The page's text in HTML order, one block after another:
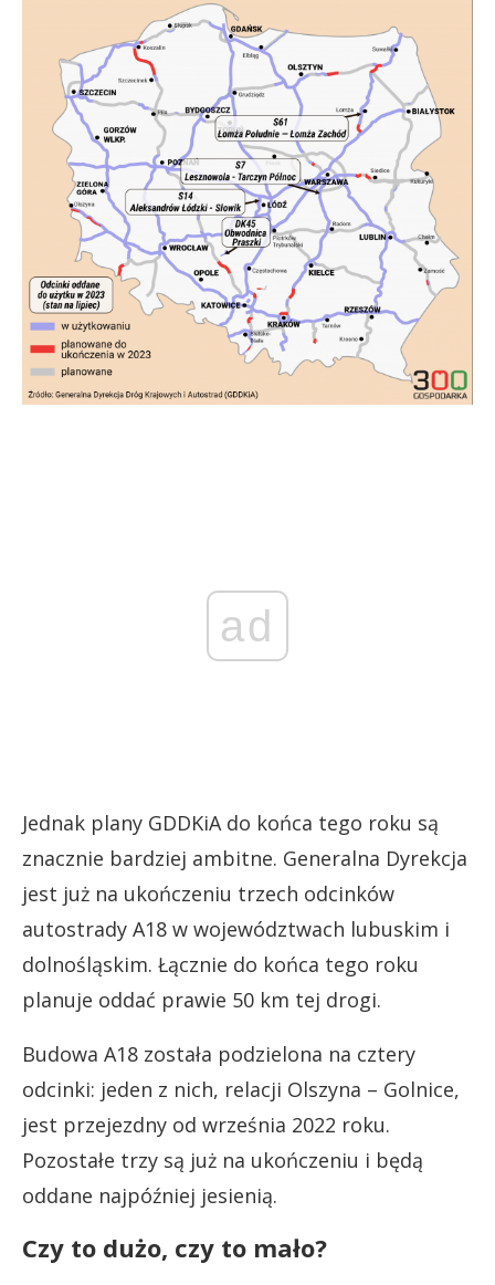
ad
Jednak plany GDDKiA do końca tego roku są
znacznie bardziej ambitne. Generalna Dyrekcja
jest już na ukończeniu trzech odcinków
autostrady A18 w województwach lubuskim i
dolnośląskim. Łącznie do końca tego roku
planuje oddać prawie 50 km tej drogi.
Budowa A18 została podzielona na cztery
odcinki: jeden z nich, relacji Olszyna – Golnice,
jest przejezdny od września 2022 roku.
Pozostałe trzy są już na ukończeniu i będą
oddane najpóźniej jesienią.
Czy to dużo, czy to mało?